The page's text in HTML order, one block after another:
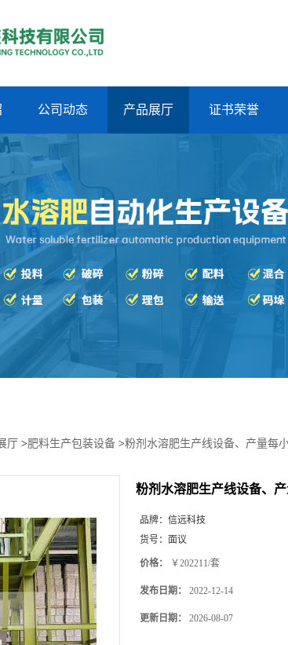
公司动态 产品展厅 证书荣誉
厅 >肥料生产包装设备 >粉剂水溶肥生产线设备、产量每
粉剂水溶肥生产线设备、
品牌： 信远科技
货号： 面议
价格： ￥202211/套
发布日期： 2022-12-14
更新日期： 2026-08-07